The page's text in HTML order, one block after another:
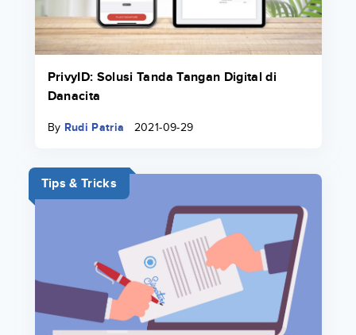
PrivyID: Solusi Tanda Tangan Digital di
Danacita
By Rudi Patria 2021-09-29
Tips & Tricks